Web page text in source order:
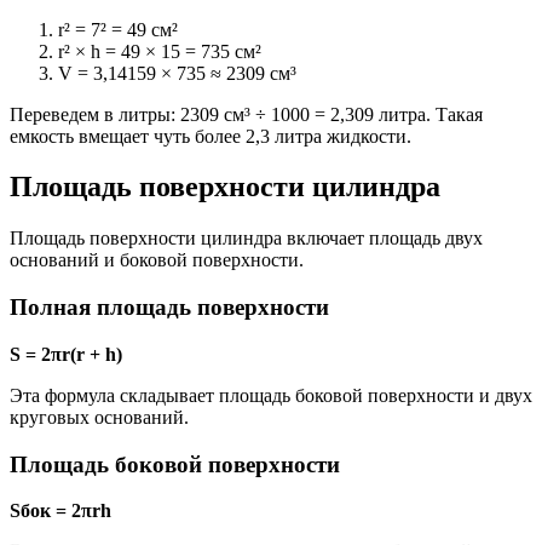
r² = 7² = 49 см²
r² × h = 49 × 15 = 735 см²
V = 3,14159 × 735 ≈ 2309 см³
Переведем в литры: 2309 см³ ÷ 1000 = 2,309 литра. Такая
емкость вмещает чуть более 2,3 литра жидкости.
Площадь поверхности цилиндра
Площадь поверхности цилиндра включает площадь двух
оснований и боковой поверхности.
Полная площадь поверхности
S = 2πr(r + h)
Эта формула складывает площадь боковой поверхности и двух
круговых оснований.
Площадь боковой поверхности
Sбок = 2πrh